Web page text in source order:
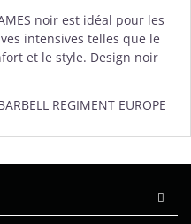
noir est idéal pour les
intensives telles que le
et le style. Design noir
REGIMENT EUROPE